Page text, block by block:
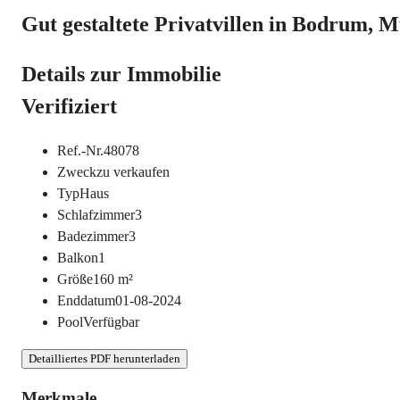
Gut gestaltete Privatvillen in Bodrum,
Details zur Immobilie
Verifiziert
Ref.-Nr.48078
Zweckzu verkaufen
TypHaus
Schlafzimmer3
Badezimmer3
Balkon1
Größe160 m²
Enddatum01-08-2024
PoolVerfügbar
Detailliertes PDF herunterladen